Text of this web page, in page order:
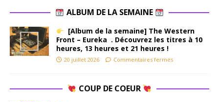
ALBUM DE LA SEMAINE
[Album de la semaine] The Western
Front – Eureka . Découvrez les titres à 10
heures, 13 heures et 21 heures !
20 juillet 2026 Commentaires fermés
COUP DE COEUR